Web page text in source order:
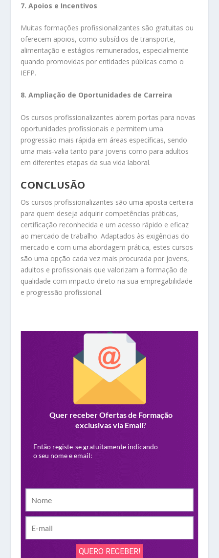
7. Apoios e Incentivos
Muitas formações profissionalizantes são gratuitas ou
oferecem apoios, como subsídios de transporte,
alimentação e estágios remunerados, especialmente
quando promovidas por entidades públicas como o
IEFP.
8. Ampliação de Oportunidades de Carreira
Os cursos profissionalizantes abrem portas para novas
oportunidades profissionais e permitem uma
progressão mais rápida em áreas específicas, sendo
uma mais-valia tanto para jovens como para adultos
em diferentes etapas da sua vida laboral.
CONCLUSÃO
Os cursos profissionalizantes são uma aposta certeira
para quem deseja adquirir competências práticas,
certificação reconhecida e um acesso rápido e eficaz
ao mercado de trabalho. Adaptados às exigências do
mercado e com uma abordagem prática, estes cursos
são uma opção cada vez mais procurada por jovens,
adultos e profissionais que valorizam a formação de
qualidade com impacto direto na sua empregabilidade
e progressão profissional.